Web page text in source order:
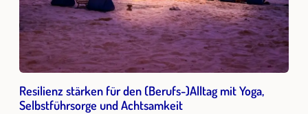
Resilienz stärken für den (Berufs-)Alltag mit Yoga,
Selbstführsorge und Achtsamkeit